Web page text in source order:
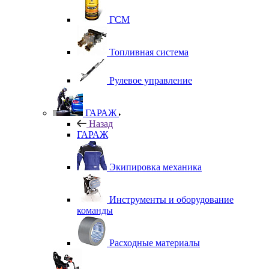
ГСМ
Топливная система
Рулевое управление
ГАРАЖ
Назад
ГАРАЖ
Экипировка механика
Инструменты и оборудование
команды
Расходные материалы